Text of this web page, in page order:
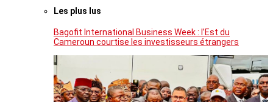
Les plus lus
Bagofit International Business Week : l’Est du
Cameroun courtise les investisseurs étrangers